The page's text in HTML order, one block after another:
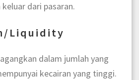
dari pasaran.
Liquidity
dalam jumlah yang
kecairan yang tinggi.